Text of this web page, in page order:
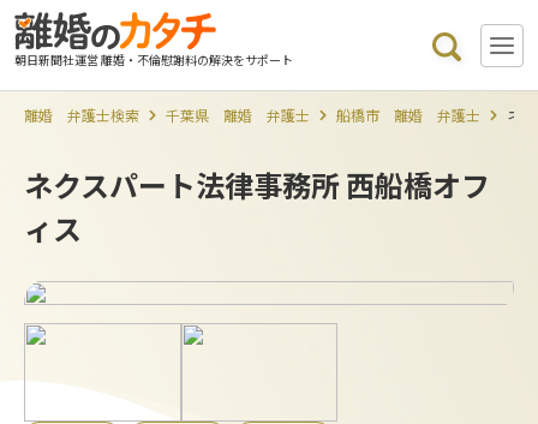
朝日新聞社運営 離婚・不倫慰謝料の解決をサポート
離婚 弁護士検索 千葉県 離婚 弁護士 船橋市 離婚 弁護士 ネ
ネクスパート法律事務所 西船橋オフ
ィス